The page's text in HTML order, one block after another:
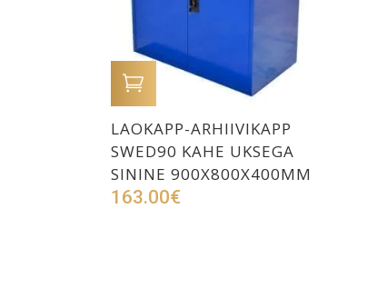
LISA OSTUKORVI
LAOKAPP-ARHIIVIKAPP
SWED90 KAHE UKSEGA
SININE 900X800X400MM
163.00€